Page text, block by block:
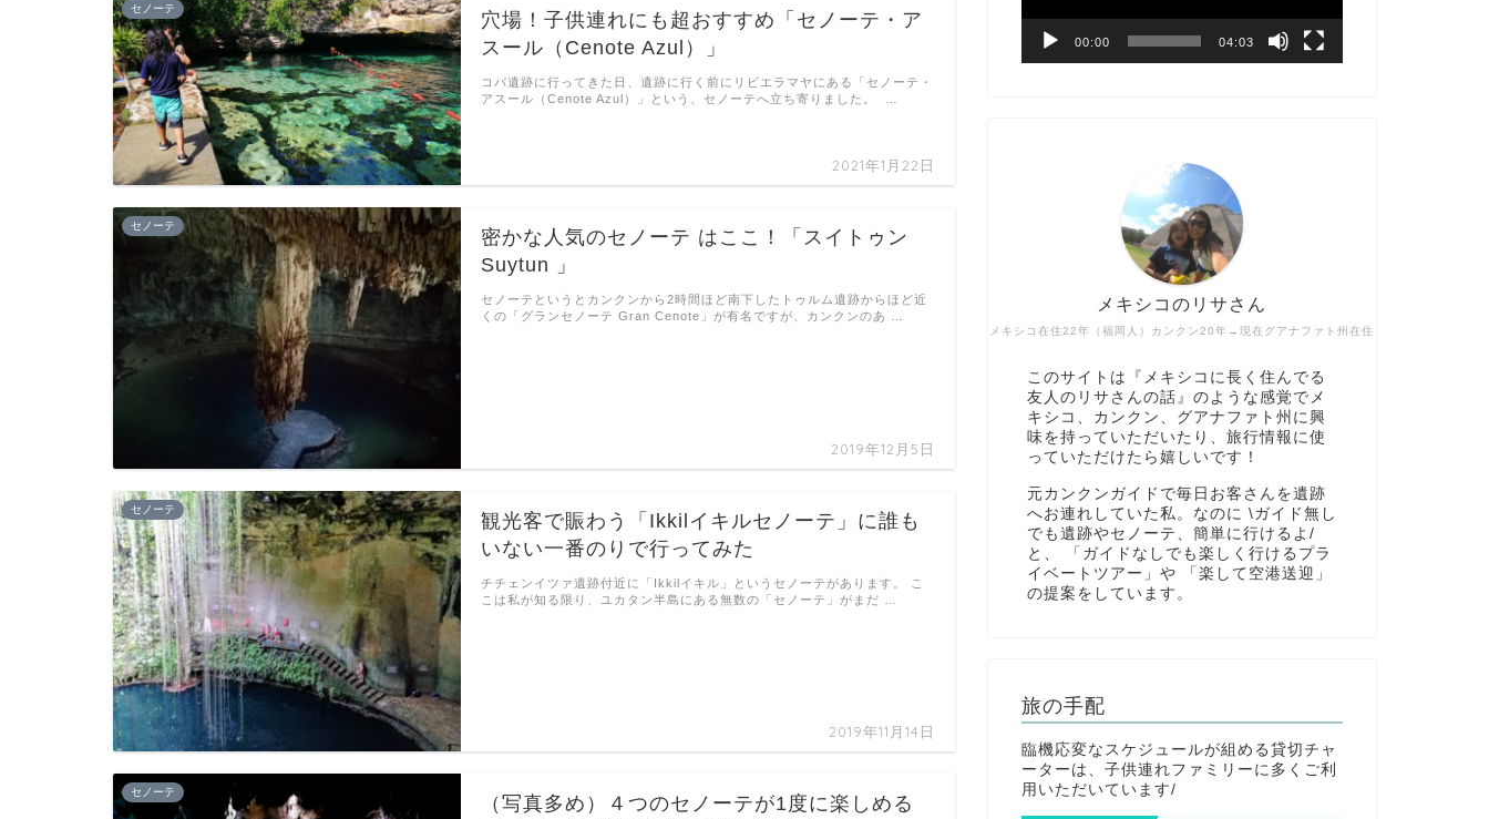
セノーテ
穴場！子供連れにも超おすすめ「セノーテ・ア
スール（Cenote Azul）」
2021年1月22日
コバ遺跡に行ってきた日、遺跡に行く前にリビエラマヤにある「セノーテ・
アスール（Cenote Azul）」という、セノーテへ立ち寄りました。 …
セノーテ
密かな人気のセノーテ はここ！「スイトゥン
Suytun 」
2019年12月5日
セノーテというとカンクンから2時間ほど南下したトゥルム遺跡からほど近
くの「グランセノーテ Gran Cenote」が有名ですが、カンクンのあ …
セノーテ
観光客で賑わう「Ikkilイキルセノーテ」に誰も
いない一番のりで行ってみた
2019年11月14日
チチェンイツァ遺跡付近に「Ikkilイキル」というセノーテがあります。 こ
こは私が知る限り、ユカタン半島にある無数の「セノーテ」がまだ …
セノーテ
（写真多め）４つのセノーテが1度に楽しめる
00:00 04:03
メキシコ在住22年（福岡人）カンクン20年→現在グアナファト州在住
メキシコのリサさん
このサイトは『メキシコに長く住んでる
友人のリサさんの話』のような感覚でメ
キシコ、カンクン、グアナファト州に興
味を持っていただいたり、旅行情報に使
っていただけたら嬉しいです！
元カンクンガイドで毎日お客さんを遺跡
へお連れしていた私。なのに \ガイド無し
でも遺跡やセノーテ、簡単に行けるよ/
と、 「ガイドなしでも楽しく行けるプラ
イベートツアー」や 「楽して空港送迎」
の提案をしています。
旅の手配
臨機応変なスケジュールが組める貸切チャ
ーターは、子供連れファミリーに多くご利
用いただいています/